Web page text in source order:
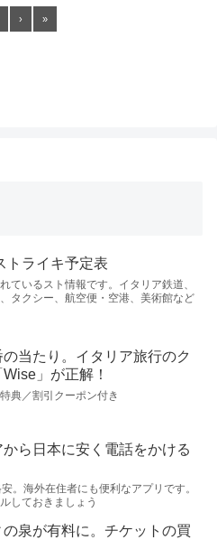
› »
トライキ予定表
ているスト情報です。イタリア鉄道、
タクシー、航空便・空港、美術館など
当たり。イタリア旅行のク
」が正解！
典／割引クーポン付き
から日本に安く電話をかける
。海外在住者にも便利なアプリです。
しておきましょう
の泉が有料に。チケットの買